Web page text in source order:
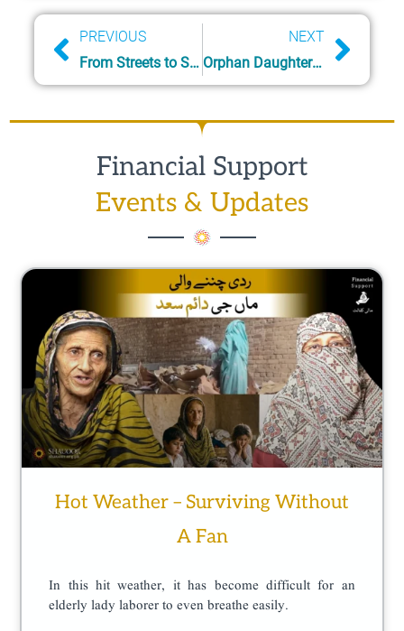
Prev
PREVIOUS
From Streets to School – Ashfaq Podcast
NEXT
Orphan Daughter – Wedding Arrangements
Next
Financial Support
Events & Updates
Hot Weather – Surviving Without
A Fan
In this hit weather, it has become difficult for an
elderly lady laborer to even breathe easily.
PagePagePage Page